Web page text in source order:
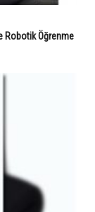
Robotik Öğrenme